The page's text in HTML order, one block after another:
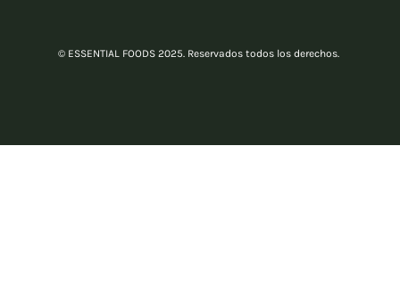
© ESSENTIAL FOODS 2025. Reservados todos los derechos.